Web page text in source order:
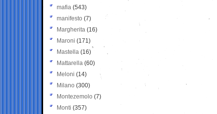
mafia (543)
manifesto (7)
Margherita (16)
Maroni (171)
Mastella (16)
Mattarella (60)
Meloni (14)
Milano (300)
Montezemolo (7)
Monti (357)